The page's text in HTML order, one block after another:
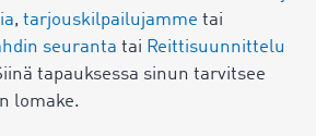
, tarjouskilpailujamme tai
seuranta tai Reittisuunnittelu
tapauksessa sinun tarvitsee
lomake.